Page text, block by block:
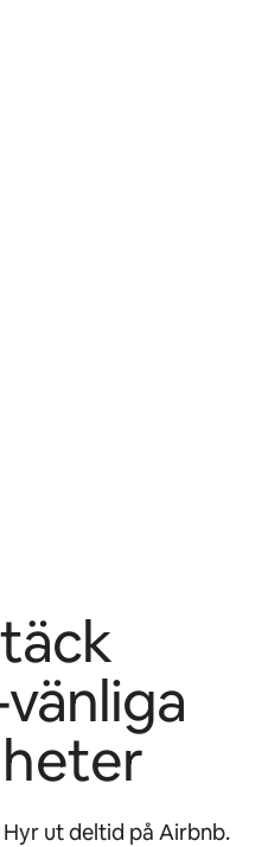
ut deltid på Airbnb.